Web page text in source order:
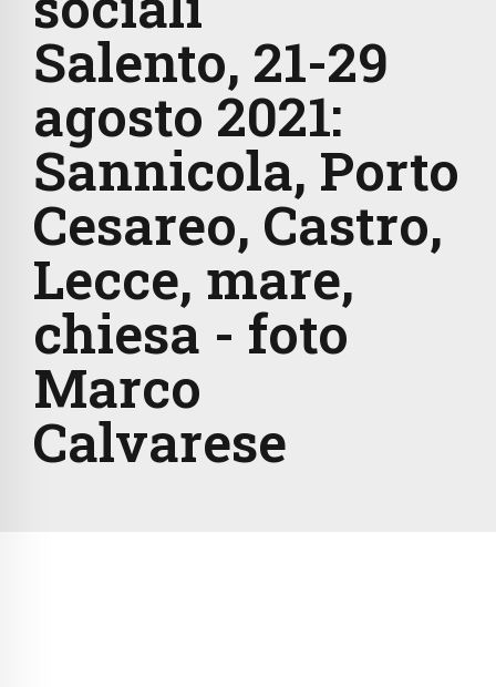
Salento, 21-29
agosto 2021:
Sannicola, Porto
Cesareo, Castro,
Lecce, mare,
chiesa - foto
Marco
Calvarese